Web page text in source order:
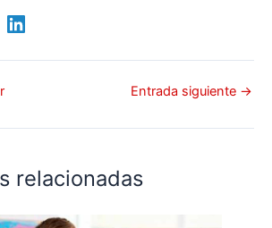
Entrada siguiente →
relacionadas